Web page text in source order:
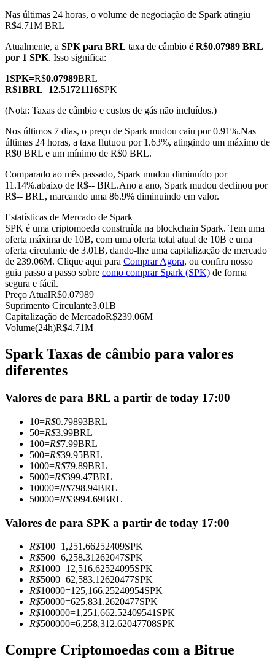
TradFi
Derivativos de ações, câmbio, metais preciosos e commodities
Futuros de USDC
Futuros usando USDC como garantia
Copiar Trading
Torne-se um Trader de Cópias
Desfrute da partilha de lucros e comissões de copy trading
Informação
Nas últimas 24 horas, o volume de negociação de Spark atingiu
R$4.71M BRL
Atualmente, a SPK para BRL taxa de câmbio é R$0.07989 BRL
por 1 SPK. Isso significa:
1SPK=R$0.07989BRL
R$1BRL=12.51721116SPK
(Nota: Taxas de câmbio e custos de gás não incluídos.)
Nos últimos 7 dias, o preço de Spark mudou caiu por 0.91%.Nas
últimas 24 horas, a taxa flutuou por 1.63%, atingindo um máximo de
R$0 BRL e um mínimo de R$0 BRL.
Comparado ao mês passado, Spark mudou diminuído por
11.14%.abaixo de R$-- BRL.Ano a ano, Spark mudou declinou por
R$-- BRL, marcando uma 86.9% diminuindo em valor.
Estatísticas de Mercado de Spark
SPK é uma criptomoeda construída na blockchain Spark. Tem uma
oferta máxima de 10B, com uma oferta total atual de 10B e uma
oferta circulante de 3.01B, dando-lhe uma capitalização de mercado
de 239.06M. Clique aqui para Comprar Agora, ou confira nosso
guia passo a passo sobre como comprar Spark (SPK) de forma
segura e fácil.
Preço AtualR$0.07989
Suprimento Circulante3.01B
Capitalização de MercadoR$239.06M
Volume(24h)R$4.71M
Spark Taxas de câmbio para valores
diferentes
Valores de para BRL a partir de today 17:00
10=R$0.79893BRL
50=R$3.99BRL
100=R$7.99BRL
500=R$39.95BRL
1000=R$79.89BRL
5000=R$399.47BRL
10000=R$798.94BRL
50000=R$3994.69BRL
Valores de para SPK a partir de today 17:00
R$100=1,251.66252409SPK
R$500=6,258.31262047SPK
R$1000=12,516.62524095SPK
R$5000=62,583.12620477SPK
R$10000=125,166.25240954SPK
R$50000=625,831.2620477SPK
R$100000=1,251,662.52409541 SPK
R$500000=6,258,312.62047708SPK
Compre Criptomoedas com a Bitrue